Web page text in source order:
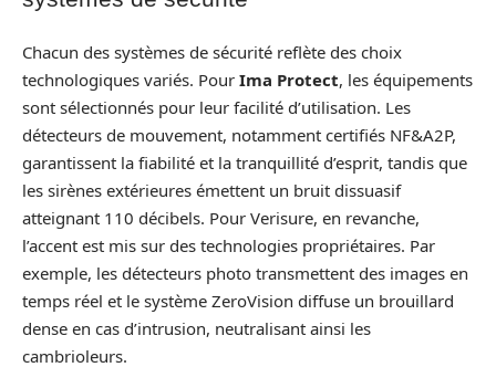
Chacun des systèmes de sécurité reflète des choix
technologiques variés. Pour Ima Protect, les équipements
sont sélectionnés pour leur facilité d’utilisation. Les
détecteurs de mouvement, notamment certifiés NF&A2P,
garantissent la fiabilité et la tranquillité d’esprit, tandis que
les sirènes extérieures émettent un bruit dissuasif
atteignant 110 décibels. Pour Verisure, en revanche,
l’accent est mis sur des technologies propriétaires. Par
exemple, les détecteurs photo transmettent des images en
temps réel et le système ZeroVision diffuse un brouillard
dense en cas d’intrusion, neutralisant ainsi les
cambrioleurs.